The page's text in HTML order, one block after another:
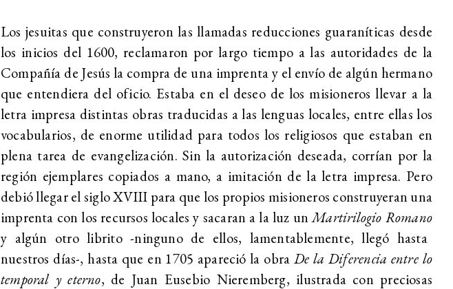
Los jesuitas que construyeron las llamadas reducciones guaraníticas desde
los inicios del 1600, reclamaron por largo tiempo a las autoridades de la
Compañía de Jesús la compra de una imprenta y el envío de algún hermano
que entendiera del oficio. Estaba en el deseo de los misioneros llevar a la
letra impresa distintas obras traducidas a las lenguas locales, entre ellas los
vocabularios, de enorme utilidad para todos los religiosos que estaban en
plena tarea de evangelización. Sin la autorización deseada, corrían por la
región ejemplares copiados a mano, a imitación de la letra impresa. Pero
debió llegar el siglo XVIII para que los propios misioneros construyeran una
imprenta con los recursos locales y sacaran a la luz unMartirilogio Romano
y algún otro librito -ninguno de ellos, lamentablemente, llegó hasta
nuestros días-, hasta que en 1705 apareció la obra De la Diferencia entre lo
temporal y eterno, de Juan Eusebio Nieremberg, ilustrada con preciosas